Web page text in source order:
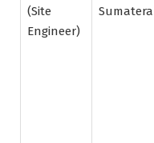
(Site
Engineer)
Sumatera